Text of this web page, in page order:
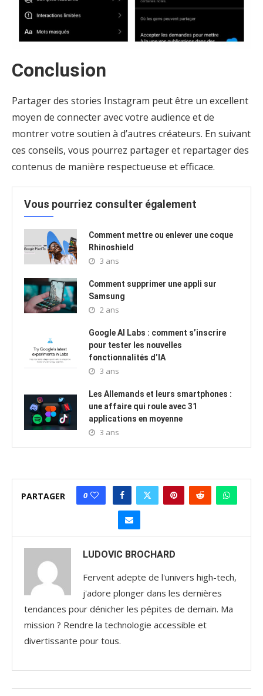
Conclusion
Partager des stories Instagram peut être un excellent
moyen de connecter avec votre audience et de
montrer votre soutien à d’autres créateurs. En suivant
ces conseils, vous pourrez partager et repartager des
contenus de manière respectueuse et efficace.
Vous pourriez consulter également
Comment mettre ou enlever une coque
Rhinoshield
3 ans
Comment supprimer une appli sur
Samsung
2 ans
Google AI Labs : comment s’inscrire
pour tester les nouvelles
fonctionnalités d’IA
3 ans
Les Allemands et leurs smartphones :
une affaire qui roule avec 31
applications en moyenne
3 ans
PARTAGER 0
LUDOVIC BROCHARD
Fervent adepte de l'univers high-tech,
j'adore plonger dans les dernières
tendances pour dénicher les pépites de demain. Ma
mission ? Rendre la technologie accessible et
divertissante pour tous.